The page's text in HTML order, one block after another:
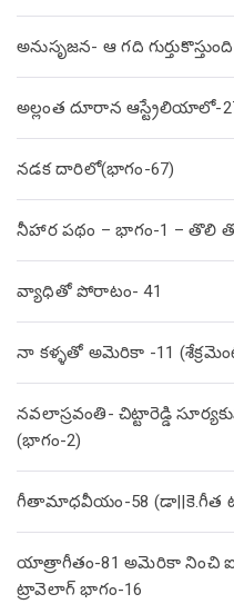
అనుసృజన- ఆ గది గుర్తుకొస్తుంది
అల్లంత దూరాన ఆస్ట్రేలియాలో-
నడక దారిలో(భాగం-67)
నీహార పథం – భాగం-1 – తొలి
వ్యాధితో పోరాటం- 41
నా కళ్ళతో అమెరికా -11
నవలాస్రవంతి- చిట్టారెడ్డి
(భాగం-2)
గీతామాధవీయం-58 (డా||కె.గీత
యాత్రాగీతం-81 అమెరికా నించి
ట్రావెలాగ్ భాగం-16